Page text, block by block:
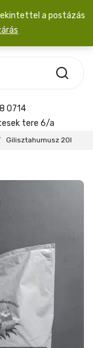
0714
tere 6/a
Gilisztahumusz 20l
a postázás